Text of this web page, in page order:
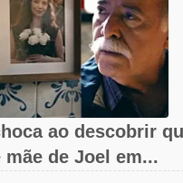
ao descobrir
mãe de Joel em...